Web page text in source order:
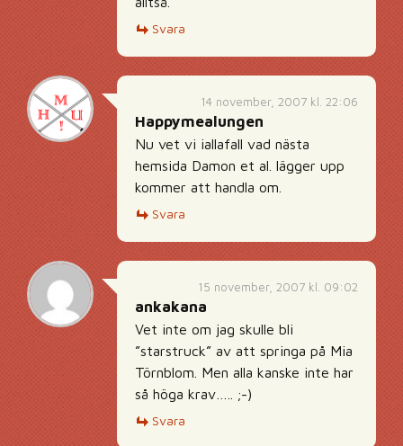
Svara
14 november, 2007 kl. 22:06
Happymealungen
Nu vet vi iallafall vad nästa
hemsida Damon et al. lägger upp
kommer att handla om.
Svara
15 november, 2007 kl. 09:02
ankakana
Vet inte om jag skulle bli
”starstruck” av att springa på Mia
Törnblom. Men alla kanske inte har
så höga krav….. ;-)
Svara